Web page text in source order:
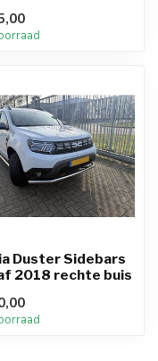
Duster Sidebars
2018 rechte buis